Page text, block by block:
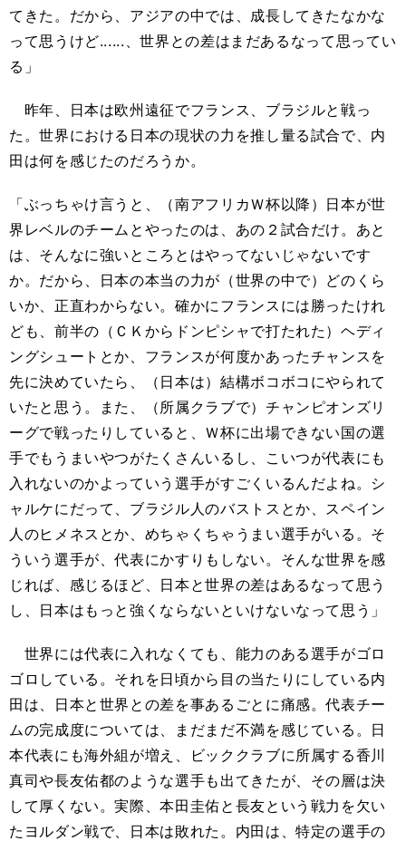
てきた。だから、アジアの中では、成長してきたなかな
って思うけど......、世界との差はまだあるなって思ってい
る」
昨年、日本は欧州遠征でフランス、ブラジルと戦っ
た。世界における日本の現状の力を推し量る試合で、内
田は何を感じたのだろうか。
「ぶっちゃけ言うと、（南アフリカＷ杯以降）日本が世
界レベルのチームとやったのは、あの２試合だけ。あと
は、そんなに強いところとはやってないじゃないです
か。だから、日本の本当の力が（世界の中で）どのくら
いか、正直わからない。確かにフランスには勝ったけれ
ども、前半の（ＣＫからドンピシャで打たれた）ヘディ
ングシュートとか、フランスが何度かあったチャンスを
先に決めていたら、（日本は）結構ボコボコにやられて
いたと思う。また、（所属クラブで）チャンピオンズリ
ーグで戦ったりしていると、Ｗ杯に出場できない国の選
手でもうまいやつがたくさんいるし、こいつが代表にも
入れないのかよっていう選手がすごくいるんだよね。シ
ャルケにだって、ブラジル人のバストスとか、スペイン
人のヒメネスとか、めちゃくちゃうまい選手がいる。そ
ういう選手が、代表にかすりもしない。そんな世界を感
じれば、感じるほど、日本と世界の差はあるなって思う
し、日本はもっと強くならないといけないなって思う」
世界には代表に入れなくても、能力のある選手がゴロ
ゴロしている。それを日頃から目の当たりにしている内
田は、日本と世界との差を事あるごとに痛感。代表チー
ムの完成度については、まだまだ不満を感じている。日
本代表にも海外組が増え、ビッククラブに所属する香川
真司や長友佑都のような選手も出てきたが、その層は決
して厚くない。実際、本田圭佑と長友という戦力を欠い
たヨルダン戦で、日本は敗れた。内田は、特定の選手の